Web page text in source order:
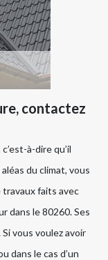
contactez
à-dire qu’il
du climat, vous
travaux faits avec
dans le 80260. Ses
vous voulez avoir
dans le cas d’un